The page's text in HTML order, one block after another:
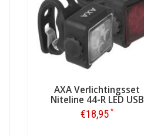
AXA Verlichtingsset
Niteline 44-R LED USB
€18,95 *